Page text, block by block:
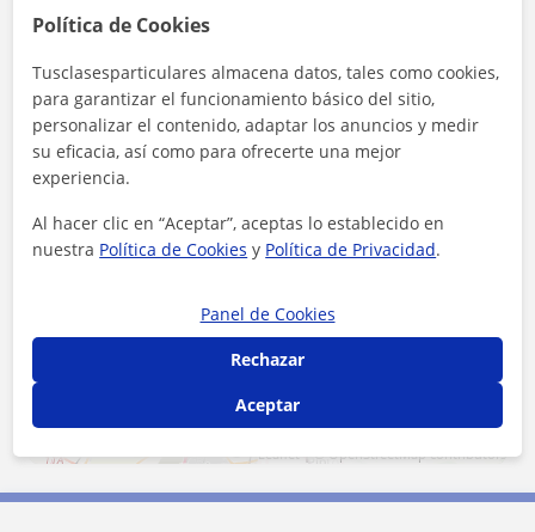
Parla
Móstoles
Madrid (Ciudad)
Alcorcón
Pinto Leganés
Getafe
Fuenlabrada
+ −
Leaflet| ©OpenStreetMapcontributors
Política de Cookies
Tusclasesparticulares almacena datos, tales como cookies,
para garantizar el funcionamiento básico del sitio,
personalizar el contenido, adaptar los anuncios y medir
su eficacia, así como para ofrecerte una mejor
experiencia.
Al hacer clic en “Aceptar”, aceptas lo establecido en
nuestra Política de Cookies y Política de Privacidad.
Panel de Cookies
Rechazar
Aceptar